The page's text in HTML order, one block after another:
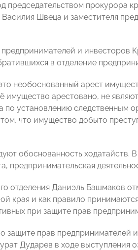
председательством прокурора
Швеца и заместителя
и
в отделение
необоснованный арест
имущество арестовано, не
по установлению следственным
том, что имущество добыто
обоснованность ходатайств.
предпринимательская
отделения Даниэль Башмаков
края и как правило
при защите прав
защите прав предпринимателей
Дударев в ходе выступления